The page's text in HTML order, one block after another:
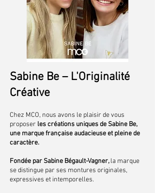
Sabine Be – L'Originalité
Créative
Chez MCO, nous avons le plaisir de vous
proposer les créations uniques de Sabine Be,
une marque française audacieuse et pleine de
caractère.
Fondée par Sabine Bégault-Vagner,la marque
se distingue par ses montures originales,
expressives et intemporelles.